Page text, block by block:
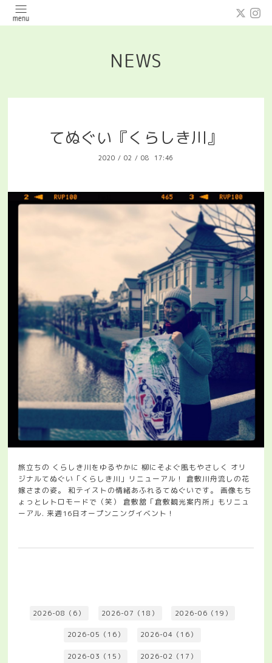
NEWS
てぬぐい『くらしき川』
2020 / 02 / 08 17:46
旅立ちの くらしき川をゆるやかに 柳にそよぐ風もやさしく オリ
ジナルてぬぐい「くらしき川」リニューアル！ 倉敷川舟流しの花
嫁さまの姿。 和テイストの情緒あふれるてぬぐいです。 画像もち
ょっとレトロモードで（笑） 倉敷舘「倉敷観光案内所」もリニュ
ーアル. 来週16日オープンニングイベント！
2026-08（6） 2026-07（18） 2026-06（19）
2026-05（16） 2026-04（16）
2026-03（15） 2026-02（17）